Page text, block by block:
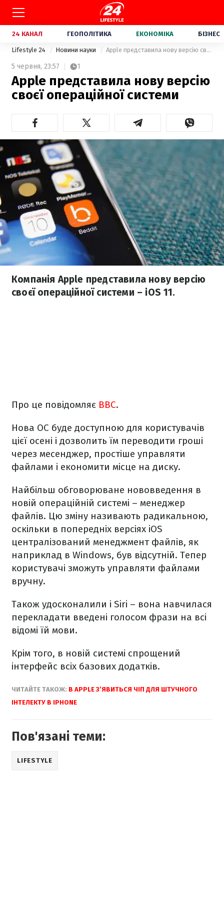
24 КАНАЛ ГЕОПОЛІТИКА ЕКОНОМІКА БІЗНЕС
Lifestyle 24 Новини науки Apple представила нову версію своєї операційної системи
5 червня, 23:57 1
Apple представила нову версію
своєї операційної системи
Компанія Apple представила нову версію
своєї операційної системи – iOS 11.
Про це повідомляє ВВС.
Нова ОС буде доступною для користувачів
цієї осені і дозволить їм переводити гроші
через месенджер, простіше управляти
файлами і економити місце на диску.
Найбільш обговорюване нововведення в
новій операційній системі – менеджер
файлів. Цю зміну називають радикальною,
оскільки в попередніх версіях iOS
централізований менеджмент файлів, як
наприклад в Windows, був відсутній. Тепер
користувачі зможуть управляти файлами
вручну.
Також удосконалили і Siri – вона навчилася
перекладати введені голосом фрази на всі
відомі їй мови.
Крім того, в новій системі спрощений
інтерфейс всіх базових додатків.
ЧИТАЙТЕ ТАКОЖ: В APPLE З’ЯВИТЬСЯ ЧІП ДЛЯ ШТУЧНОГО
ІНТЕЛЕКТУ В IPHONE
Пов'язані теми:
LIFESTYLE